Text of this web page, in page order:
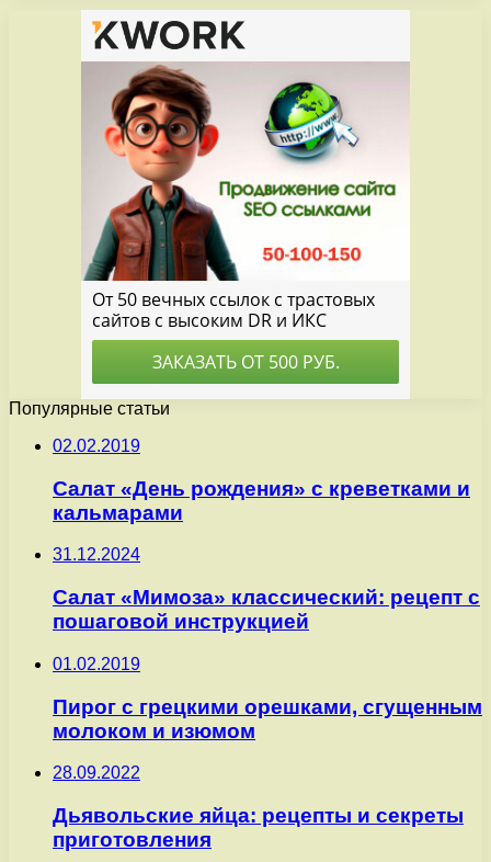
Популярные статьи
02.02.2019
Салат «День рождения» с креветками и
кальмарами
31.12.2024
Салат «Мимоза» классический: рецепт с
пошаговой инструкцией
01.02.2019
Пирог с грецкими орешками, сгущенным
молоком и изюмом
28.09.2022
Дьявольские яйца: рецепты и секреты
приготовления